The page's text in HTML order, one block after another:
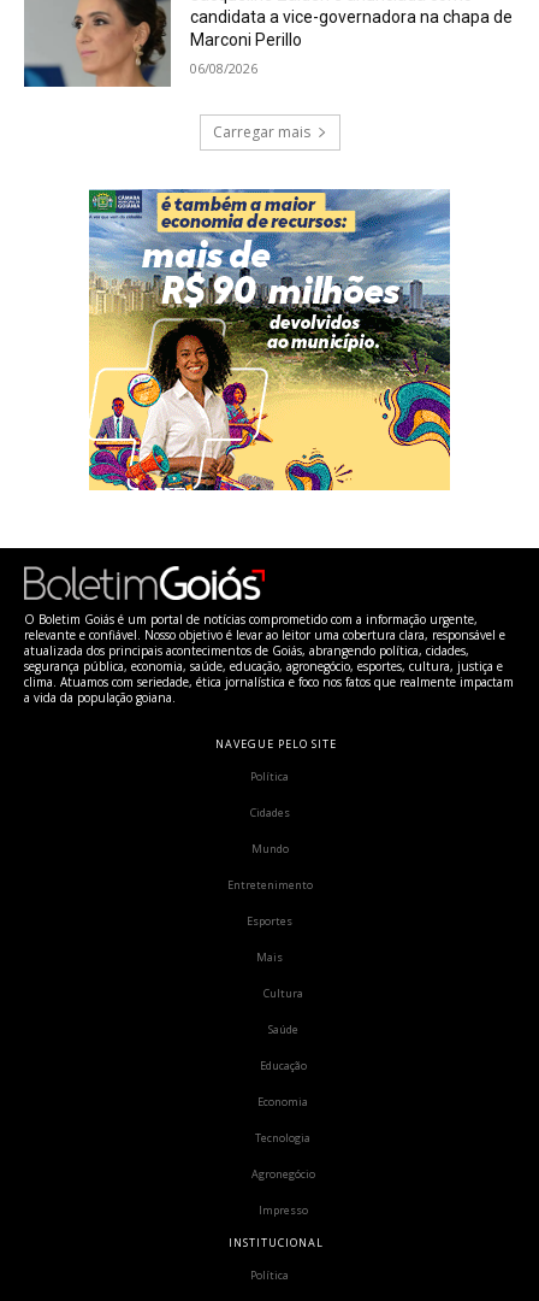
candidata a vice-governadora na chapa de
Marconi Perillo
06/08/2026
Carregar mais
O Boletim Goiás é um portal de notícias comprometido com a informação urgente,
relevante e confiável. Nosso objetivo é levar ao leitor uma cobertura clara, responsável e
atualizada dos principais acontecimentos de Goiás, abrangendo política, cidades,
segurança pública, economia, saúde, educação, agronegócio, esportes, cultura, justiça e
clima. Atuamos com seriedade, ética jornalística e foco nos fatos que realmente impactam
a vida da população goiana.
NAVEGUE PELO SITE
Política
Cidades
Mundo
Entretenimento
Esportes
Mais
Cultura
Saúde
Educação
Economia
Tecnologia
Agronegócio
Impresso
INSTITUCIONAL
Política